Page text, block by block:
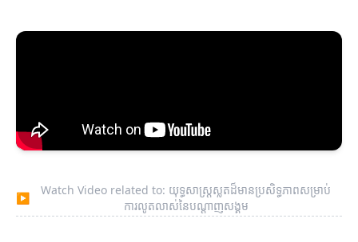
▶
Watch Video related to: យុទ្ធសាស្ត្រស្លតដ៏មានប្រសិទ្ធភាពសម្រាប់
ការលូតលាស់នៃបណ្តាញសង្គម